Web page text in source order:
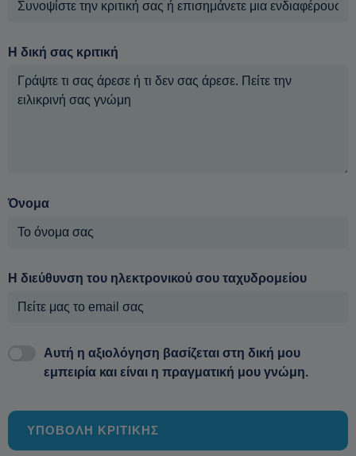
Η δική σας κριτική
Όνομα
Η διεύθυνση του ηλεκτρονικού σου ταχυδρομείου
Αυτή η αξιολόγηση βασίζεται στη δική μου
εμπειρία και είναι η πραγματική μου γνώμη.
ΥΠΟΒΟΛΗ ΚΡΙΤΙΚΗΣ